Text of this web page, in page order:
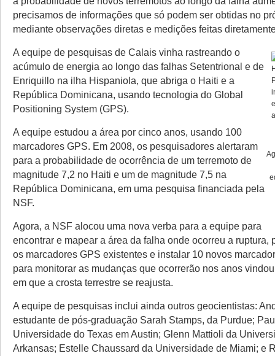
precisamos de informações que só podem ser obtidas no
mediante observações diretas e medições feitas
A equipe de pesquisas de Calais vinha rastreando o
acúmulo de energia ao longo das falhas Setentrional e de
Enriquillo na ilha Hispaniola, que abriga o Haiti e a
República Dominicana, usando tecnologia do Global
Positioning System (GPS).
A equipe estudou a área por cinco anos, usando 100
marcadores GPS. Em 2008, os pesquisadores alertaram
para a probabilidade de ocorrência de um terremoto de
magnitude 7,2 no Haiti e um de magnitude 7,5 na
República Dominicana, em uma pesquisa financiada pela
NSF.
Agora, a NSF alocou uma nova verba para a equipe para
encontrar e mapear a área da falha onde ocorreu a ruptura,
os marcadores GPS existentes e instalar 10 novos
para monitorar as mudanças que ocorrerão nos anos
em que a crosta terrestre se reajusta.
A equipe de pesquisas inclui ainda outros geocientistas:
estudante de pós-graduação Sarah Stamps, da Purdue;
Universidade do Texas em Austin; Glenn Mattioli da
Arkansas; Estelle Chaussard da Universidade de Miami; e